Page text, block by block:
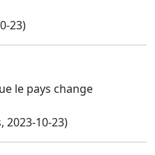
23)
le pays change
2023-10-23)